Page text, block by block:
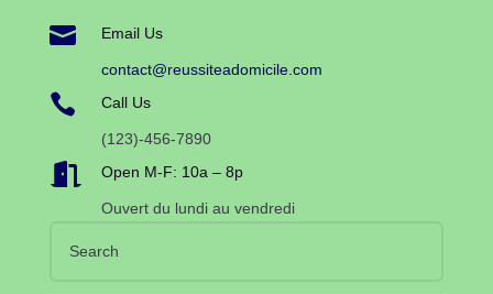
 Email Us
contact@reussiteadomicile.com
 Call Us
(123)-456-7890
 Open M-F: 10a – 8p
Ouvert du lundi au vendredi